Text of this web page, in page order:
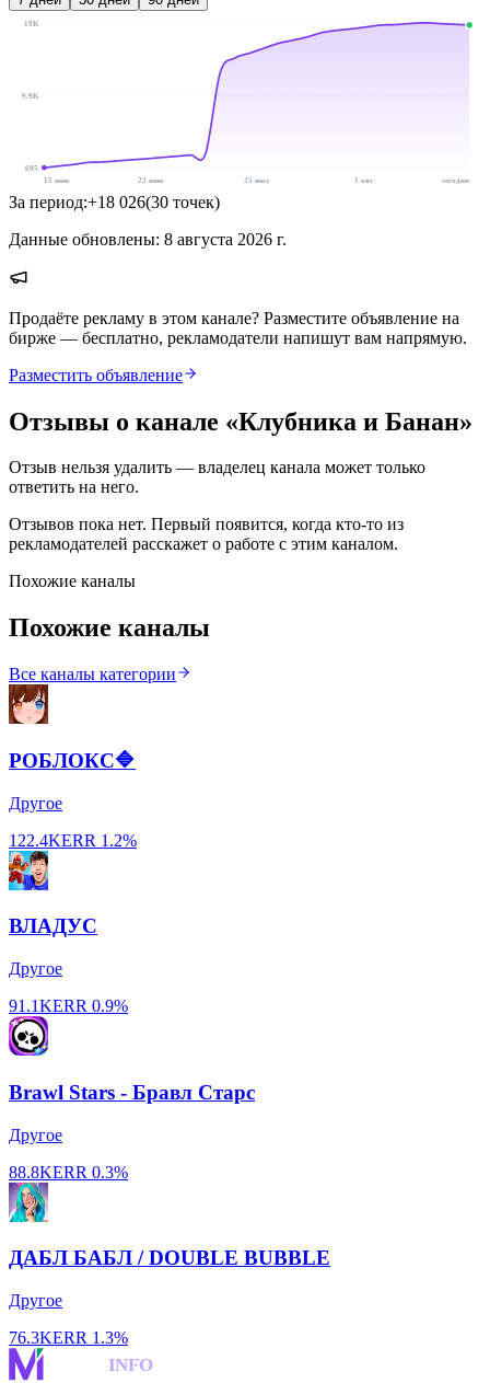
19K
9.9K
695
15 июн
22 июн 25 июл 1 авг сегодня
За период:+18 026(30 точек)
Данные обновлены: 8 августа 2026 г.
Продаёте рекламу в этом канале? Разместите объявление на
бирже — бесплатно, рекламодатели напишут вам напрямую.
Разместить объявление
Отзывы о канале «Клубника и Банан»
Отзыв нельзя удалить — владелец канала может только
ответить на него.
Отзывов пока нет. Первый появится, когда кто-то из
рекламодателей расскажет о работе с этим каналом.
Похожие каналы
Похожие каналы
Все каналы категории
РОБЛОКС🔷
Другое
122.4KERR 1.2%
ВЛАДУС
Другое
91.1KERR 0.9%
Brawl Stars - Бравл Старс
Другое
88.8KERR 0.3%
ДАБЛ БАБЛ / DOUBLE BUBBLE
Другое
76.3KERR 1.3%
INFO